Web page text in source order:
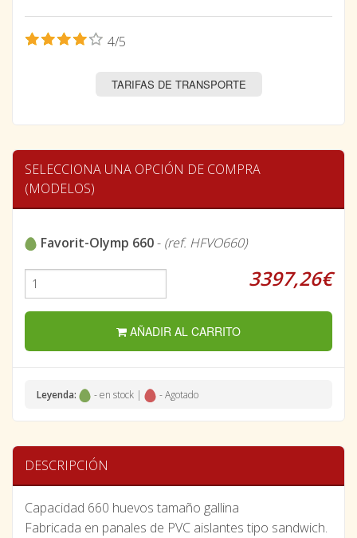
4/5
TARIFAS DE TRANSPORTE
SELECCIONA UNA OPCIÓN DE COMPRA
(MODELOS)
Favorit-Olymp 660- (ref. HFVO660)
3397,26€
AÑADIR AL CARRITO
Leyenda: - en stock | - Agotado
DESCRIPCIÓN
Capacidad 660 huevos tamaño gallina
Fabricada en panales de PVC aislantes tipo sandwich.